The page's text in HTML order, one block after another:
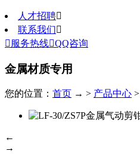
人才招聘
联系我们
 服务热线QQ咨询
金属材质专用
您的位置： 首页 → > 产品中心 >
←
→